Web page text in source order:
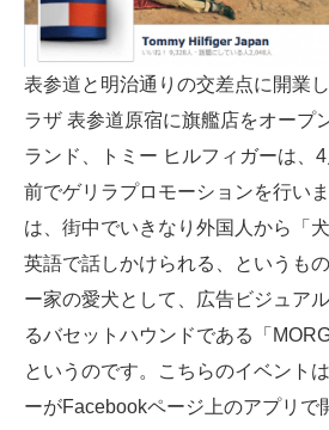
表参道と明治通りの交差点に開業
ラザ 表参道原宿に旗艦店をオープ
ランド、トミー ヒルフィガーは、
前でゲリラプロモーションを行い
は、街中でいきなり外国人から「
英語で話しかけられる、というも
ー家の愛犬として、広告ビジュア
るバセットハウンドである「
というのです。こちらのイベント
ーがFacebookページ上のアプリで